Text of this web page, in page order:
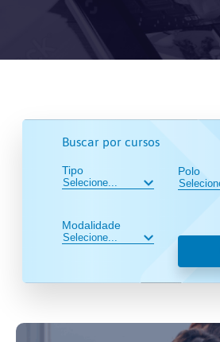
Buscar por cursos
Tipo
Modalidade
Polo